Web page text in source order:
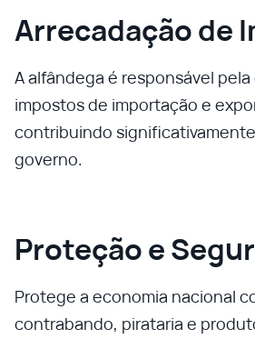
Arrecadação de
A alfândega é responsável
impostos de importação e
contribuindo
governo.
Proteção e
Protege a economia nacional
contrabando, pirataria e